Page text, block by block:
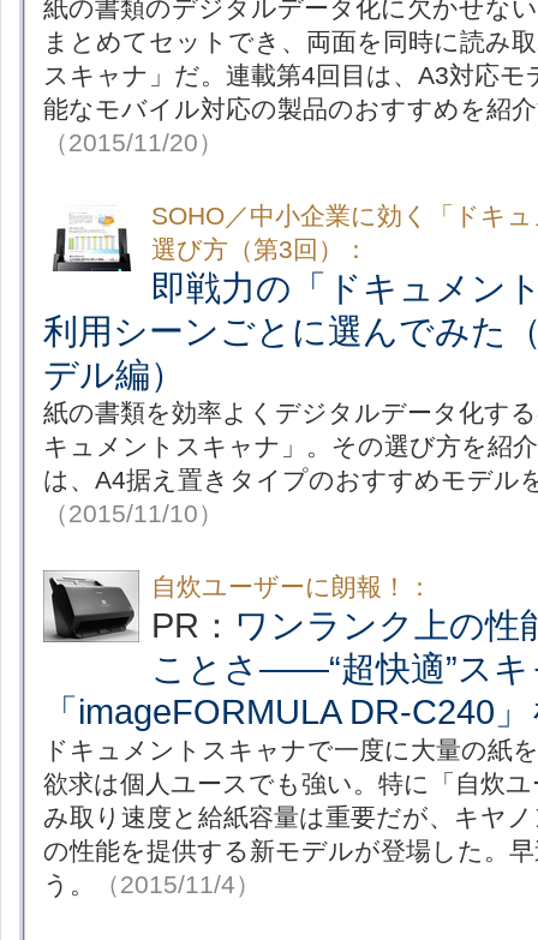
紙の書類のデジタルデータ化に欠かせな
まとめてセットでき、両面を同時に読み
スキャナ」だ。連載第4回目は、A3対応
能なモバイル対応の製品のおすすめを紹
（2015/11/20）
SOHO／中小企業に効く「ドキ
選び方（第3回）：
即戦力の「ドキュメン
利用シーンごとに選んでみた
デル編）
紙の書類を効率よくデジタルデータ化す
キュメントスキャナ」。その選び方を紹
は、A4据え置きタイプのおすすめモデル
（2015/11/10）
自炊ユーザーに朗報！：
PR： ワンランク上の性
ことさ――“超快適”スキ
「imageFORMULA DR-C240
ドキュメントスキャナで一度に大量の紙
欲求は個人ユースでも強い。特に「自炊
み取り速度と給紙容量は重要だが、キヤ
の性能を提供する新モデルが登場した。
う。
（2015/11/4）